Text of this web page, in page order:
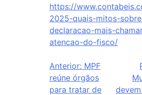
https://
2025-quais-mitos-
declaracao-mais-
atencao-do-fisco/
Anterior: MPF
reúne órgãos
para tratar de